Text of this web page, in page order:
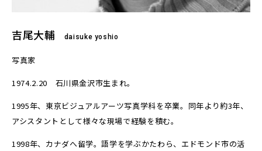
吉尾大輔 daisuke yoshio
写真家
1974.2.20 石川県金沢市生まれ。
1995年、東京ビジュアルアーツ写真学科を卒業。同年より約3年、
アシスタントとして様々な現場で経験を積む。
1998年、カナダへ留学。語学を学ぶかたわら、エドモンド市の活